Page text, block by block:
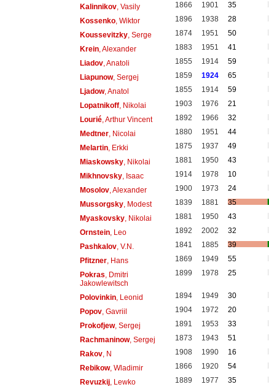
Kalinnikov, Vasily 1866 1901
35
Kossenko, Wiktor 1896 1938
28
Koussevitzky, Serge 1874 1951
50
Krein, Alexander 1883 1951
41
Liadov, Anatoli 1855 1914
59
Liapunow, Sergej 1859 1924
65
Ljadow, Anatol 1855 1914
59
Lopatnikoff, Nikolai 1903 1976
21
Lourié, Arthur Vincent 1892 1966
32
Medtner, Nicolai 1880 1951
44
Melartin, Erkki 1875 1937
49
Miaskowsky, Nikolai 1881 1950
43
Mikhnovsky, Isaac 1914 1978
10
Mosolov, Alexander 1900 1973
24
Mussorgsky, Modest 1839 1881
35
Myaskovsky, Nikolai 1881 1950
43
Ornstein, Leo 1892 2002
32
Pashkalov, V.N. 1841 1885
39
Pfitzner, Hans 1869 1949
55
Pokras , Dmitri
Jakowlewitsch
1899 1978 25
Polovinkin, Leonid 1894 1949
30
Popov, Gavriil 1904 1972
20
Prokofjew, Sergej 1891 1953
33
Rachmaninow, Sergej 1873 1943
51
Rakov, N 1908 1990
16
Rebikow, Wladimir 1866 1920
54
Revuzkij, Lewko 1889 1977
35